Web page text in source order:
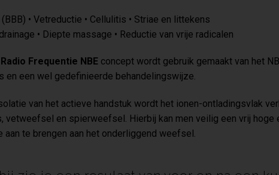
• Vetreductie • Cellulitis • Striae en littekens
• Diepte massage • Reductie van vrije radicalen
Radio Frequentie NBE concept wordt gebruik gemaakt van het
en een wel gedefinieerde behandelingswijze.
van het actieve handstuk wordt het ionen-ontladingsvlak
vetweefsel en spierweefsel. Hierbij kan men veilig een vrij hoge
aan te brengen aan het onderliggend weefsel.